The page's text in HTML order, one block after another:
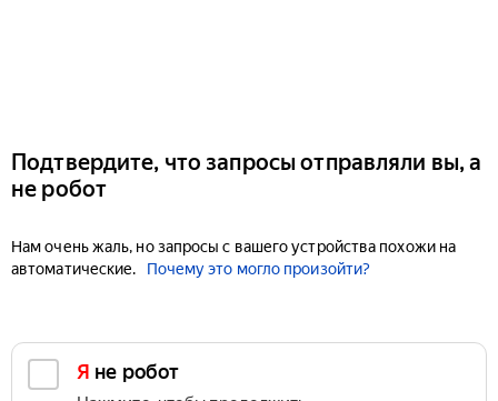
Подтвердите, что запросы отправляли вы, а
не робот
Нам очень жаль, но запросы с вашего устройства похожи на
автоматические.
Почему это могло произойти?
Я не робот